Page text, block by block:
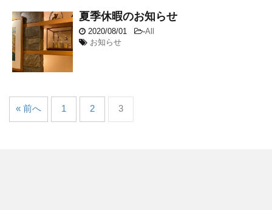
夏季休暇のお知らせ
2020/08/01 -All
お知らせ
« 前へ 1 2 3